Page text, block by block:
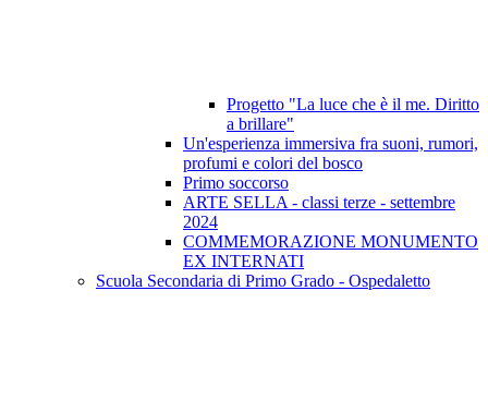
Progetto "La luce che è il me. Diritto
a brillare"
Un'esperienza immersiva fra suoni, rumori,
profumi e colori del bosco
Primo soccorso
ARTE SELLA - classi terze - settembre
2024
COMMEMORAZIONE MONUMENTO
EX INTERNATI
Scuola Secondaria di Primo Grado - Ospedaletto